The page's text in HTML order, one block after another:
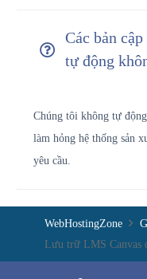
Các bản
tự động
Chúng tôi không tự
làm hỏng hệ thống sản
yêu cầu.
WebHostingZone
Lưu trữ LMS Canvas